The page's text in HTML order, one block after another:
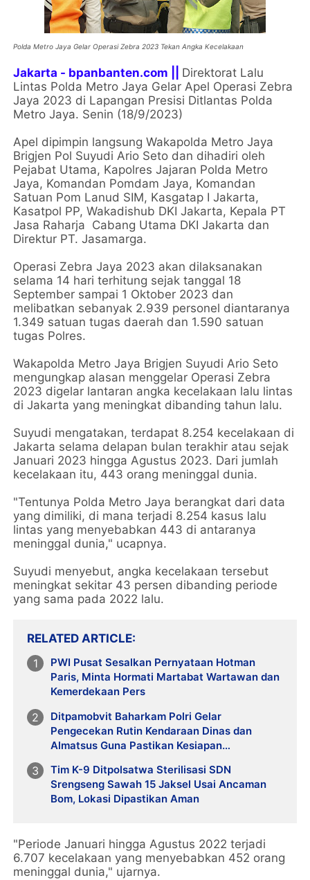
Polda Metro Jaya Gelar Operasi Zebra 2023 Tekan Angka Kecelakaan
Jakarta - bpanbanten.com || Direktorat Lalu
Lintas Polda Metro Jaya Gelar Apel Operasi Zebra
Jaya 2023 di Lapangan Presisi Ditlantas Polda
Metro Jaya. Senin (18/9/2023)
Apel dipimpin langsung Wakapolda Metro Jaya
Brigjen Pol Suyudi Ario Seto dan dihadiri oleh
Pejabat Utama, Kapolres Jajaran Polda Metro
Jaya, Komandan Pomdam Jaya, Komandan
Satuan Pom Lanud SIM, Kasgatap I Jakarta,
Kasatpol PP, Wakadishub DKI Jakarta, Kepala PT
Jasa Raharja Cabang Utama DKI Jakarta dan
Direktur PT. Jasamarga.
Operasi Zebra Jaya 2023 akan dilaksanakan
selama 14 hari terhitung sejak tanggal 18
September sampai 1 Oktober 2023 dan
melibatkan sebanyak 2.939 personel diantaranya
1.349 satuan tugas daerah dan 1.590 satuan
tugas Polres.
Wakapolda Metro Jaya Brigjen Suyudi Ario Seto
mengungkap alasan menggelar Operasi Zebra
2023 digelar lantaran angka kecelakaan lalu lintas
di Jakarta yang meningkat dibanding tahun lalu.
Suyudi mengatakan, terdapat 8.254 kecelakaan di
Jakarta selama delapan bulan terakhir atau sejak
Januari 2023 hingga Agustus 2023. Dari jumlah
kecelakaan itu, 443 orang meninggal dunia.
"Tentunya Polda Metro Jaya berangkat dari data
yang dimiliki, di mana terjadi 8.254 kasus lalu
lintas yang menyebabkan 443 di antaranya
meninggal dunia," ucapnya.
Suyudi menyebut, angka kecelakaan tersebut
meningkat sekitar 43 persen dibanding periode
yang sama pada 2022 lalu.
RELATED ARTICLE
PWI Pusat Sesalkan Pernyataan Hotman
Paris, Minta Hormati Martabat Wartawan dan
Kemerdekaan Pers
Ditpamobvit Baharkam Polri Gelar
Pengecekan Rutin Kendaraan Dinas dan
Almatsus Guna Pastikan Kesiapan
Tim K-9 Ditpolsatwa Sterilisasi SDN
Srengseng Sawah 15 Jaksel Usai Ancaman
Bom, Lokasi Dipastikan Aman
"Periode Januari hingga Agustus 2022 terjadi
6.707 kecelakaan yang menyebabkan 452 orang
meninggal dunia," ujarnya.